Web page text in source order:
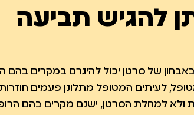
התורשתי של המטופל, לעיתים המטופל
והרופא המטפל מיחס זאת לבעיה
פתולוגיה, אך ישנם מקרים שבוצעו
להגיש תביעה
של סרטן יכול להיגרם במקרים
לעיתים המטופל מתלונן פעמים
ולא למחלת הסרטן, ישנם מקרים בהם